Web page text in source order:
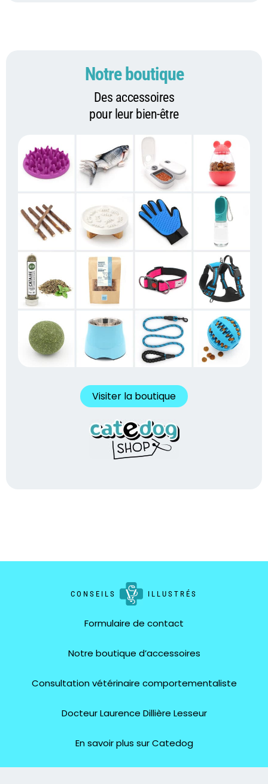
Notre boutique
Des accessoires
pour leur bien-être
Visiter la boutique
CONSEILS ILLUSTRÉS
Formulaire de contact
Notre boutique d’accessoires
Consultation vétérinaire comportementaliste
Docteur Laurence Dillière Lesseur
En savoir plus sur Catedog